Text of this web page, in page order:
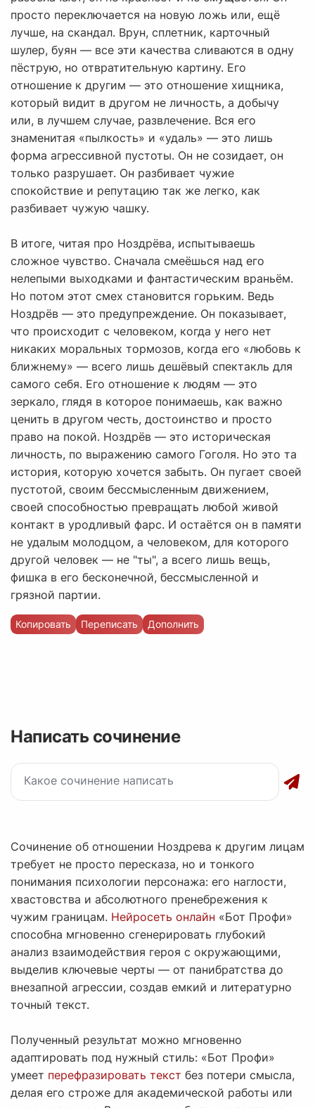
просто переключается на новую ложь или, ещё
лучше, на скандал. Врун, сплетник, карточный
шулер, буян — все эти качества сливаются в одну
пёструю, но отвратительную картину. Его
отношение к другим — это отношение хищника,
который видит в другом не личность, а добычу
или, в лучшем случае, развлечение. Вся его
знаменитая «пылкость» и «удаль» — это лишь
форма агрессивной пустоты. Он не созидает, он
только разрушает. Он разбивает чужие
спокойствие и репутацию так же легко, как
разбивает чужую чашку.
В итоге, читая про Ноздрёва, испытываешь
сложное чувство. Сначала смеёшься над его
нелепыми выходками и фантастическим враньём.
Но потом этот смех становится горьким. Ведь
Ноздрёв — это предупреждение. Он показывает,
что происходит с человеком, когда у него нет
никаких моральных тормозов, когда его «любовь к
ближнему» — всего лишь дешёвый спектакль для
самого себя. Его отношение к людям — это
зеркало, глядя в которое понимаешь, как важно
ценить в другом честь, достоинство и просто
право на покой. Ноздрёв — это историческая
личность, по выражению самого Гоголя. Но это та
история, которую хочется забыть. Он пугает своей
пустотой, своим бессмысленным движением,
своей способностью превращать любой живой
контакт в уродливый фарс. И остаётся он в памяти
не удалым молодцом, а человеком, для которого
другой человек — не "ты", а всего лишь вещь,
фишка в его бесконечной, бессмысленной и
грязной партии.
Копировать Переписать Дополнить
Написать сочинение
Сочинение об отношении Ноздрева к другим лицам
требует не просто пересказа, но и тонкого
понимания психологии персонажа: его наглости,
хвастовства и абсолютного пренебрежения к
чужим границам. Нейросеть онлайн «Бот Профи»
способна мгновенно сгенерировать глубокий
анализ взаимодействия героя с окружающими,
выделив ключевые черты — от панибратства до
внезапной агрессии, создав емкий и литературно
точный текст.
Полученный результат можно мгновенно
адаптировать под нужный стиль: «Бот Профи»
умеет перефразировать текст без потери смысла,
делая его строже для академической работы или